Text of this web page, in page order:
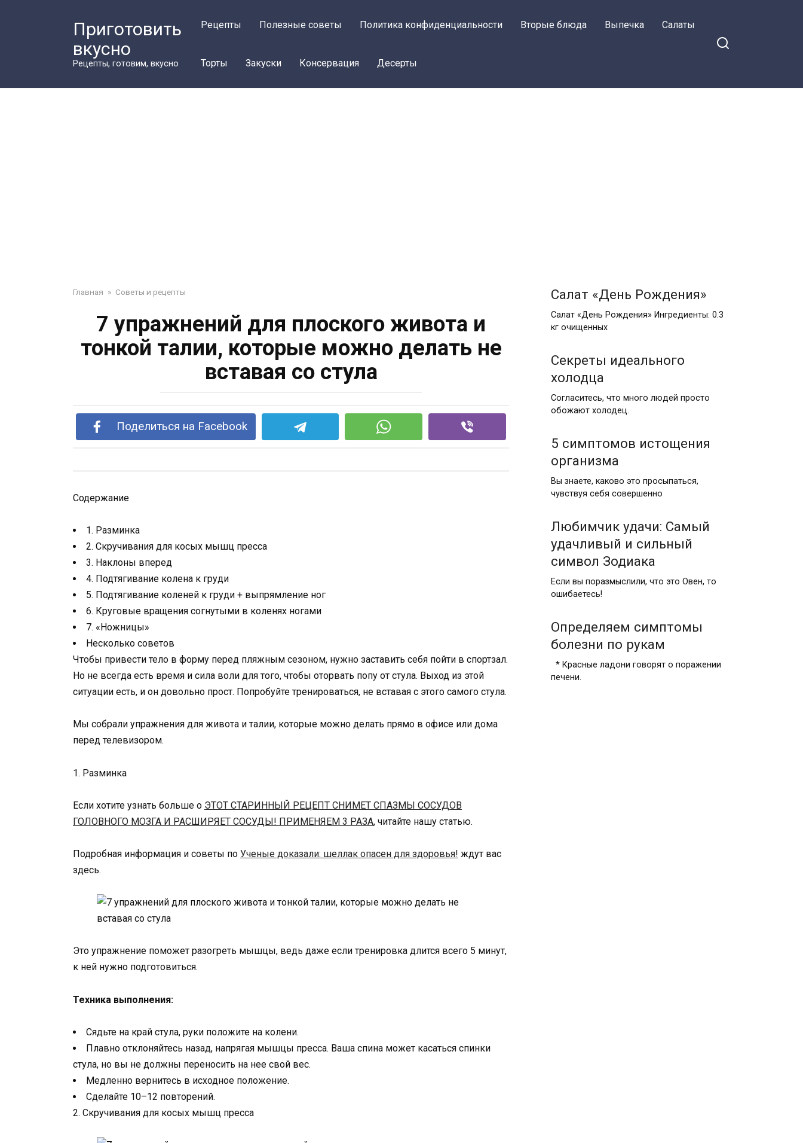
Приготовить
вкусно
Рецепты, готовим, вкусно
Рецепты Полезные советы Политика конфиденциальности Вторые блюда Выпечка Салаты
Торты Закуски Консервация Десерты
Главная » Советы и рецепты
7 упражнений для плоского живота и
тонкой талии, которые можно делать не
вставая со стула
Поделиться на Facebook
Содержание
1. Разминка
2. Скручивания для косых мышц пресса
3. Наклоны вперед
4. Подтягивание колена к груди
5. Подтягивание коленей к груди + выпрямление ног
6. Круговые вращения согнутыми в коленях ногами
7. «Ножницы»
Несколько советов
Чтобы привести тело в форму перед пляжным сезоном, нужно заставить себя пойти в спортзал.
Но не всегда есть время и сила воли для того, чтобы оторвать попу от стула. Выход из этой
ситуации есть, и он довольно прост. Попробуйте тренироваться, не вставая с этого самого стула.
Мы собрали упражнения для живота и талии, которые можно делать прямо в офисе или дома
перед телевизором.
1. Разминка
Если хотите узнать больше о ЭТОТ СТАРИННЫЙ РЕЦЕПТ СНИМЕТ СПАЗМЫ СОСУДОВ
ГОЛОВНОГО МОЗГА И РАСШИРЯЕТ СОСУДЫ! ПРИМЕНЯЕМ 3 РАЗА, читайте нашу статью.
Подробная информация и советы по Ученые доказали: шеллак опасен для здоровья! ждут вас
здесь.
Это упражнение поможет разогреть мышцы, ведь даже если тренировка длится всего 5 минут,
к ней нужно подготовиться.
Техника выполнения:
Сядьте на край стула, руки положите на колени.
Плавно отклоняйтесь назад, напрягая мышцы пресса. Ваша спина может касаться спинки
стула, но вы не должны переносить на нее свой вес.
Медленно вернитесь в исходное положение.
Сделайте 10–12 повторений.
2. Скручивания для косых мышц пресса
Салат «День Рождения»
Салат «День Рождения» Ингредиенты: 0.3
кг очищенных
Секреты идеального
холодца
Согласитесь, что много людей просто
обожают холодец.
5 симптомов истощения
организма
Вы знаете, каково это просыпаться,
чувствуя себя совершенно
Любимчик удачи: Самый
удачливый и сильный
символ Зодиака
Если вы поразмыслили, что это Овен, то
ошибаетесь!
Определяем симптомы
болезни по рукам
* Красные ладони говорят о поражении
печени.